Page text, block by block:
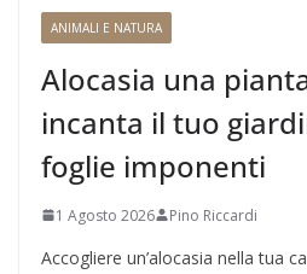
ANIMALI E NATURA
Alocasia una
incanta il tuo
foglie imponenti
1 Agosto 2026 Pino Riccardi
Accogliere un’alocasia nella tua